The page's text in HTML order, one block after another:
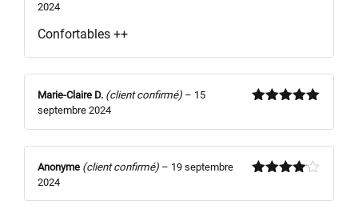
2024
Confortables ++
5
Marie-Claire D. (client confirmé) – 15
septembre 2024
sur 5
Anonyme (client confirmé) – 19 septembre
2024